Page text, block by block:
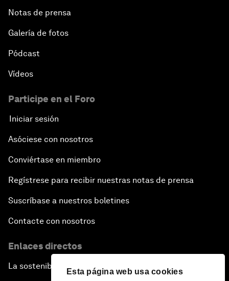
Esta página web usa cookies
Notas de prensa
Galería de fotos
Pódcast
Vídeos
Participe en el Foro
Iniciar sesión
Asóciese con nosotros
Conviértase en miembro
Regístrese para recibir nuestras notas de prensa
Suscríbase a nuestros boletines
Contacte con nosotros
Enlaces directos
La sostenibilidad en el Foro